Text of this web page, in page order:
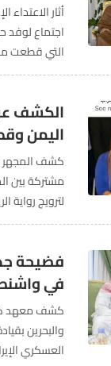
أثار
اجتماع لوفد
السعودية.
الكشف
اليمن
كشف المجهر
مشتركة بين
لترويج
تتلقى
فضيحة
في
كشف معهد
والبحرين
العسكري